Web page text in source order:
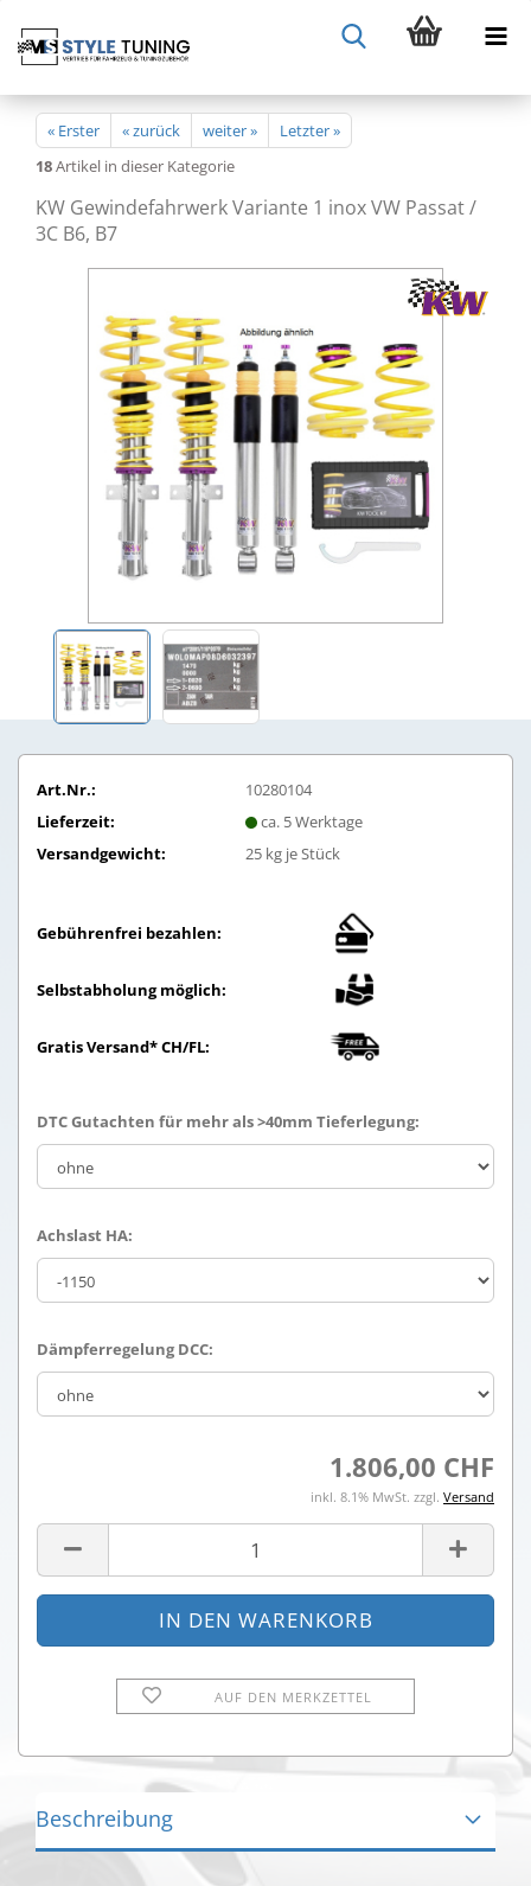
« Erster « zurück weiter »
Letzter »
18Artikel in dieser Kategorie
KW Gewindefahrwerk Variante 1 inox VW Passat /
3C B6, B7
Art.Nr.:
10280104
Lieferzeit:
ca. 5 Werktage
Versandgewicht:
25kg je Stück
Gebührenfrei bezahlen:
Selbstabholung möglich:
Gratis Versand* CH/FL:
DTC Gutachten für mehr als >40mm Tieferlegung:
Achslast HA:
Dämpferregelung DCC:
1.806,00 CHF
inkl. 8.1% MwSt. zzgl. Versand
AUF DEN MERKZETTEL
Beschreibung